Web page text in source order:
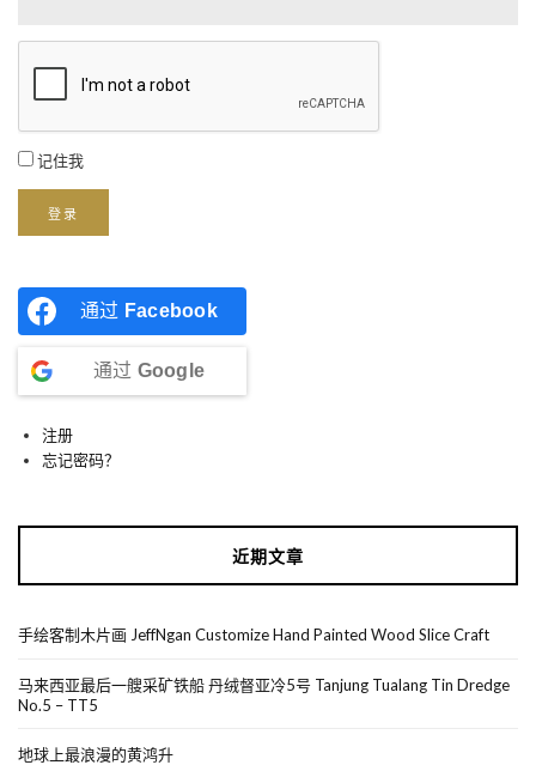
记住我
登录
通过 Facebook
通过 Google
注册
忘记密码？
近期文章
手绘客制木片画 JeffNgan Customize Hand Painted Wood Slice Craft
马来西亚最后一艘采矿铁船 丹绒督亚冷5号 Tanjung Tualang Tin Dredge
No.5 – TT5
地球上最浪漫的黄鸿升